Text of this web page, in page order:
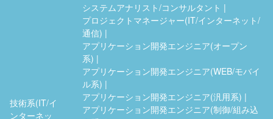
技術系(IT/イ
ンターネッ
システムアナリスト/コンサルタント
プロジェクトマネージャー(IT/インターネット/
通信)
アプリケーション開発エンジニア(オープン
系)
アプリケーション開発エンジニア(WEB/モバイ
ル系)
アプリケーション開発エンジニア(汎用系)
アプリケーション開発エンジニア(制御/組み込